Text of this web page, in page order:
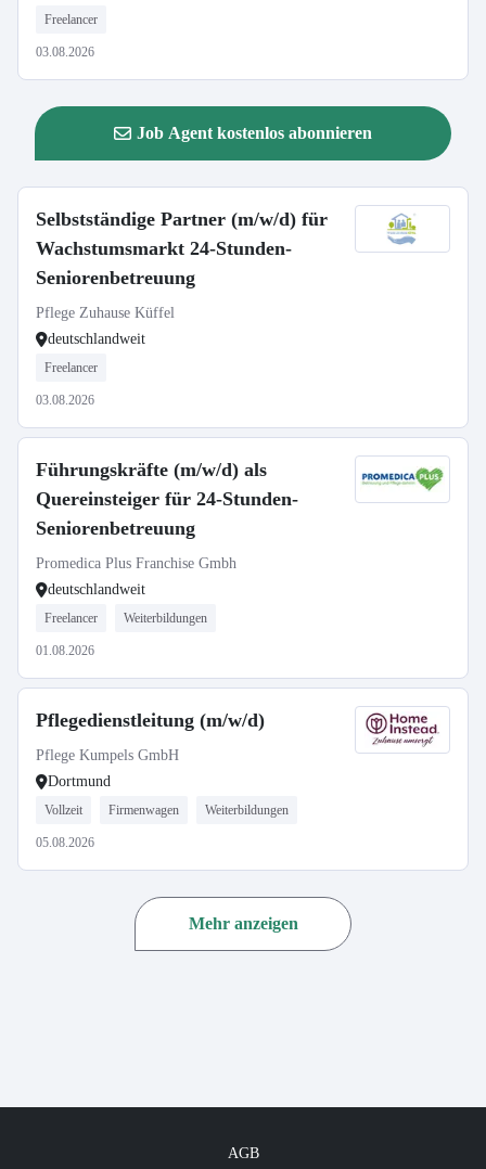
Freelancer
03.08.2026
Job Agent kostenlos abonnieren
Selbstständige Partner (m/w/d) für
Wachstumsmarkt 24-Stunden-
Seniorenbetreuung
Pflege Zuhause Küffel
deutschlandweit
Freelancer
03.08.2026
Führungskräfte (m/w/d) als
Quereinsteiger für 24-Stunden-
Seniorenbetreuung
Promedica Plus Franchise Gmbh
deutschlandweit
Freelancer Weiterbildungen
01.08.2026
Pflegedienstleitung (m/w/d)
Pflege Kumpels GmbH
Dortmund
Vollzeit Firmenwagen Weiterbildungen
05.08.2026
Mehr anzeigen
AGB